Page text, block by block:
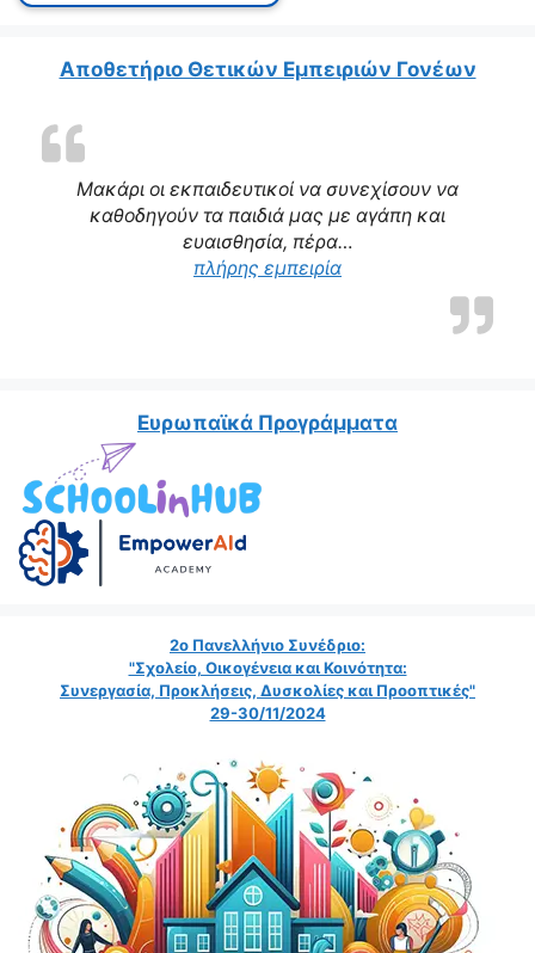
Μακάρι οι εκπαιδευτικοί να συνεχίσουν να
καθοδηγούν τα παιδιά μας με αγάπη και
ευαισθησία, πέρα…
πλήρης εμπειρία“Η δασκάλα μας
Αποθετήριο Θετικών Εμπειριών Γονέων
Ευρωπαϊκά Προγράμματα
2ο Πανελλήνιο Συνέδριο:
"Σχολείο, Οικογένεια και Κοινότητα:
Συνεργασία, Προκλήσεις, Δυσκολίες και Προοπτικές"
29-30/11/2024